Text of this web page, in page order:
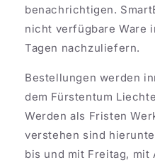
benachrichtigen.
nicht verfügbare Ware
Tagen nachzuliefern.
Bestellungen werden
dem Fürstentum
Werden als Fristen
verstehen sind
bis und mit Freitag, mit